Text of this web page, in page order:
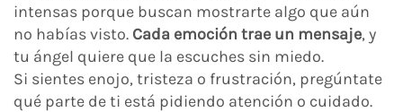
intensas porque buscan mostrarte algo que aún
no habías visto. Cada emoción trae un mensaje, y
tu ángel quiere que la escuches sin miedo.
Si sientes enojo, tristeza o frustración, pregúntate
qué parte de ti está pidiendo atención o cuidado.